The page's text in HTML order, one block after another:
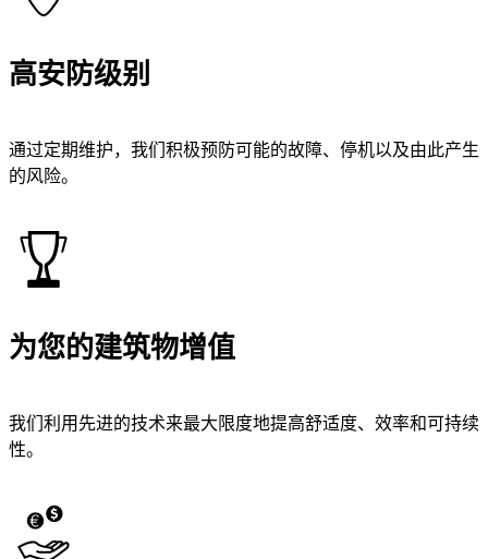
高安防级别
通过定期维护，我们积极预防可能的故障、停机以及由此产生
的风险。
为您的建筑物增值
我们利用先进的技术来最大限度地提高舒适度、效率和可持续
性。